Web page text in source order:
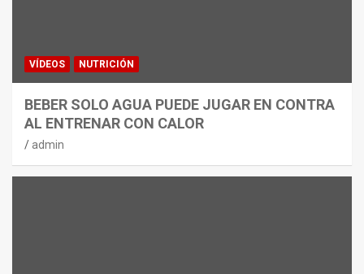
VÍDEOS NUTRICIÓN
BEBER SOLO AGUA PUEDE JUGAR EN CONTRA
AL ENTRENAR CON CALOR
admin